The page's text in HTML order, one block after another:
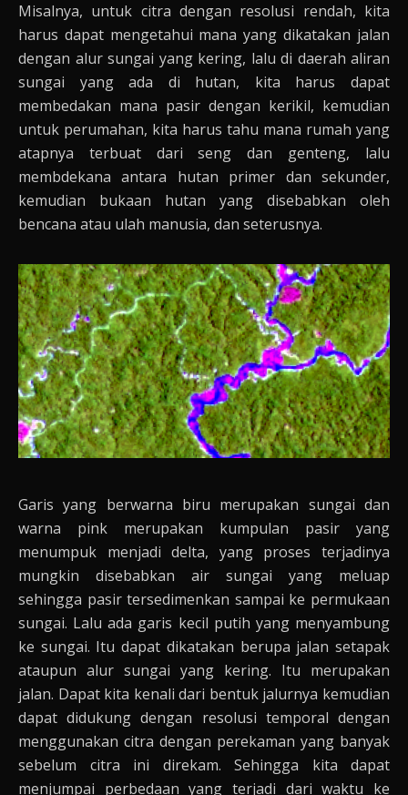
Misalnya, untuk citra dengan resolusi rendah, kita
harus dapat mengetahui mana yang dikatakan jalan
dengan alur sungai yang kering, lalu di daerah aliran
sungai yang ada di hutan, kita harus dapat
membedakan mana pasir dengan kerikil, kemudian
untuk perumahan, kita harus tahu mana rumah yang
atapnya terbuat dari seng dan genteng, lalu
membdekana antara hutan primer dan sekunder,
kemudian bukaan hutan yang disebabkan oleh
bencana atau ulah manusia, dan seterusnya.
Garis yang berwarna biru merupakan sungai dan
warna pink merupakan kumpulan pasir yang
menumpuk menjadi delta, yang proses terjadinya
mungkin disebabkan air sungai yang meluap
sehingga pasir tersedimenkan sampai ke permukaan
sungai. Lalu ada garis kecil putih yang menyambung
ke sungai. Itu dapat dikatakan berupa jalan setapak
ataupun alur sungai yang kering. Itu merupakan
jalan. Dapat kita kenali dari bentuk jalurnya kemudian
dapat didukung dengan resolusi temporal dengan
menggunakan citra dengan perekaman yang banyak
sebelum citra ini direkam. Sehingga kita dapat
menjumpai perbedaan yang terjadi dari waktu ke